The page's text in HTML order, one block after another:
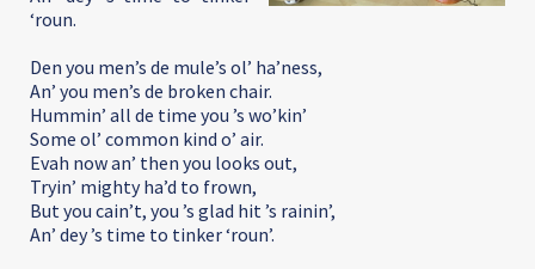
‘roun.
Den you men’s de mule’s ol’ ha’ness,
An’ you men’s de broken chair.
Hummin’ all de time you ’s wo’kin’
Some ol’ common kind o’ air.
Evah now an’ then you looks out,
Tryin’ mighty ha’d to frown,
But you cain’t, you ’s glad hit ’s rainin’,
An’ dey ’s time to tinker ‘roun’.